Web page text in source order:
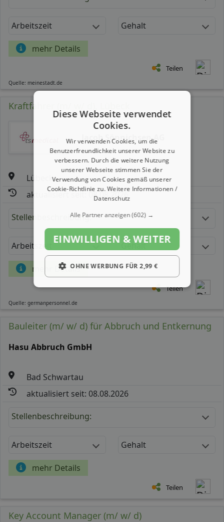
Arbeitszeit Gehalt
mehr Details
Teilen
Quelle: meinestadt.de
Kraftfahrer (m/ w/ d), Lübeck
Jacob Sönnichsen AG
Lübeck
aktualisiert seit: 08.08.2026
Stellenbeschreibung:
Arbeitszeit Gehalt
mehr Details
Teilen
Quelle: germanpersonnel.de
Bauleiter (m/ w/ d) für Abbruch und Entkernung
Hasu Abbruch GmbH
Bad Schwartau
aktualisiert seit: 08.08.2026
Stellenbeschreibung:
Arbeitszeit Gehalt
mehr Details
Teilen
Key Account Manager (m/ w/ d)
Diese Webseite verwendet
Cookies.
Wir verwenden Cookies, um die
Benutzerfreundlichkeit unserer Website zu
verbessern. Durch die weitere Nutzung
unserer Webseite stimmen Sie der
Verwendung von Cookies gemäß unserer
Cookie-Richtlinie zu.Weitere Informationen /
Datenschutz
Alle Partner anzeigen(602) →
EINWILLIGEN & WEITER
OHNE WERBUNG FÜR 2,99 €